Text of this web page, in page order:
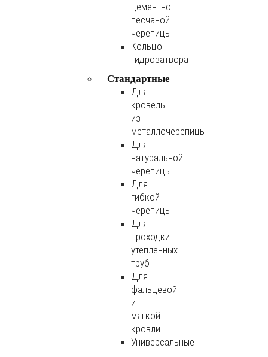
цементно
песчаной
черепицы
Кольцо
гидрозатвора
Стандартные
Для
кровель
из
металлочерепицы
Для
натуральной
черепицы
Для
гибкой
черепицы
Для
проходки
утепленных
труб
Для
фальцевой
и
мягкой
кровли
Универсальные